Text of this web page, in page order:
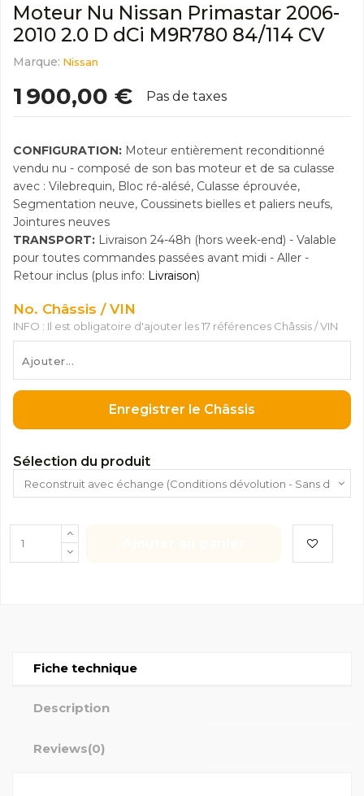
Moteur Nu Nissan Primastar 2006-
2010 2.0 D dCi M9R780 84/114 CV
Marque: Nissan
1 900,00 € Pas de taxes
CONFIGURATION: Moteur entièrement reconditionné
vendu nu - composé de son bas moteur et de sa culasse
avec : Vilebrequin, Bloc ré-alésé, Culasse éprouvée,
Segmentation neuve, Coussinets bielles et paliers neufs,
Jointures neuves
TRANSPORT: Livraison 24-48h (hors week-end) - Valable
pour toutes commandes passées avant midi - Aller -
Retour inclus (plus info: Livraison)
No. Châssis / VIN
INFO : Il est obligatoire d'ajouter les 17 références Châssis / VIN
Enregistrer le Châssis
Sélection du produit
Fiche technique
Description
Reviews(0)